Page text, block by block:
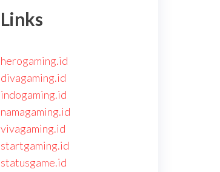
Links
herogaming.id
divagaming.id
indogaming.id
namagaming.id
vivagaming.id
startgaming.id
statusgame.id